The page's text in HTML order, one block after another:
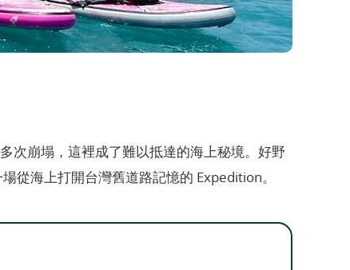
次崩塌，這裡成了難以抵達的海上秘境。好野
從海上打開台灣舊道路記憶的 Expedition。